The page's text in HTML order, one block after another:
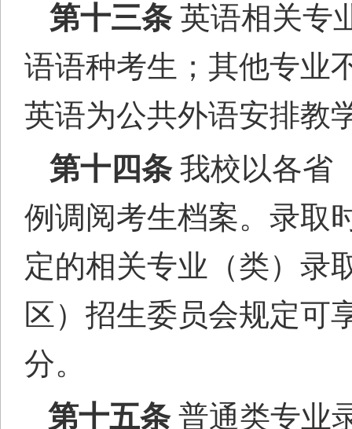
第十三条 英语相关专
语语种考生；其他专业
英语为公共外语安排教
第十四条 我校以各省
例调阅考生档案。录取
定的相关专业（类）录
区）招生委员会规定可
分。
第十五条 普通类专业